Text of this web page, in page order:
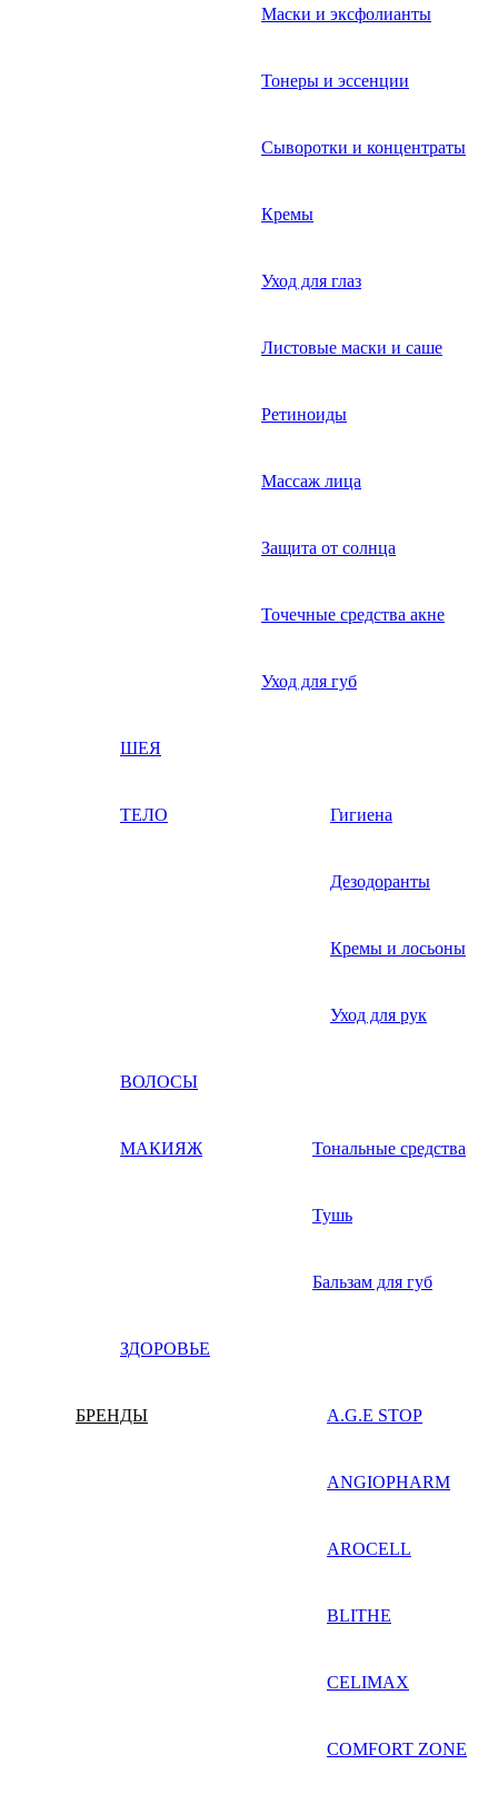
Маски и эксфолианты
Тонеры и эссенции
Сыворотки и концентраты
Кремы
Уход для глаз
Листовые маски и саше
Ретиноиды
Массаж лица
Защита от солнца
Точечные средства акне
Уход для губ
ШЕЯ
ТЕЛО Гигиена
Дезодоранты
Кремы и лосьоны
Уход для рук
ВОЛОСЫ
МАКИЯЖ Тональные средства
Тушь
Бальзам для губ
ЗДОРОВЬЕ
БРЕНДЫ A.G.E STOP
ANGIOPHARM
AROCELL
BLITHE
CELIMAX
COMFORT ZONE